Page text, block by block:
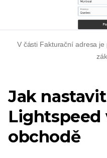
V části Fakturační adresa
Jak
Lightspeed
obchodě